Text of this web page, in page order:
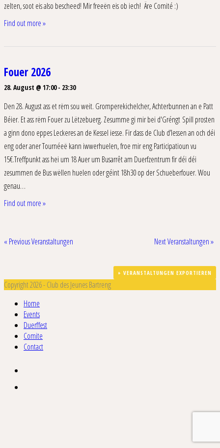
zelten, soot eis also bescheed! Mir freeën eis ob iech! Äre Comité :)
Find out more »
Fouer 2026
28. August @ 17:00- 23:30
Den 28. August ass et rëm sou weit. Gromperekichelcher, Achterbunnen an e Patt
Béier. Et ass rëm Fouer zu Lëtzebuerg. Zesumme gi mir bei d'Gréngt Spill prosten
a ginn dono eppes Leckeres an de Kessel iesse. Fir dass de Club d’Iessen an och déi
eng oder aner Tournéeë kann iwwerhuelen, froe mir eng Participatioun vu
15€.Treffpunkt ass hei um 18 Auer um Busarrêt am Duerfzentrum fir déi déi
zesummen de Bus wëllen huelen oder géint 18h30 op der Schueberfouer. Wou
genau…
Find out more »
« Previous Veranstaltungen Next Veranstaltungen»
+ VERANSTALTUNGEN EXPORTIEREN
Copyright 2026 - Club des Jeunes Bartreng
Home
Events
Duerffest
Comite
Contact